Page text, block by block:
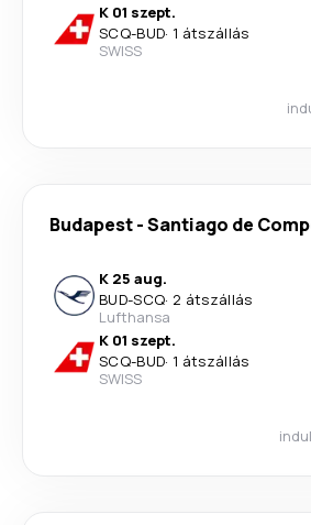
K 01 szept.
SCQ-BUD· 1 átszállás
SWISS
Budapest-Santiago de
K 25 aug.
BUD-SCQ· 2 átszállás
Lufthansa
K 01 szept.
SCQ-BUD· 1 átszállás
SWISS